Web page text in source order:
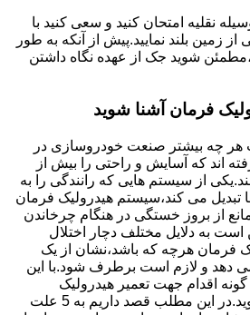
نقلیه امتحان کنید و سعی کنید با
زمین بلند نمایید.پیش از آنکه به طور
شوید جک از عهده نگاه داشتن
چه بیشتر صنعت خودروسازی در
اند که آسایش و راحتی را بیش از
از سیستم هایی که رانندگی را به
می کند،سیستم هیدرولیک فرمان
از بروز خستگی در هنگام چرخاندن
به دلایل مختلف دچار اختلال
فرمان هرچه که باشد،نشان از یک
دهد و لازم است برطرف شود.با این
اقدام جهت تعمیر هیدرولیک
فرمان،با این علل آشنا شوید.در این مطلب قصد داریم به 5 علت